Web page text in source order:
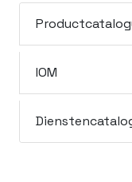
IOM